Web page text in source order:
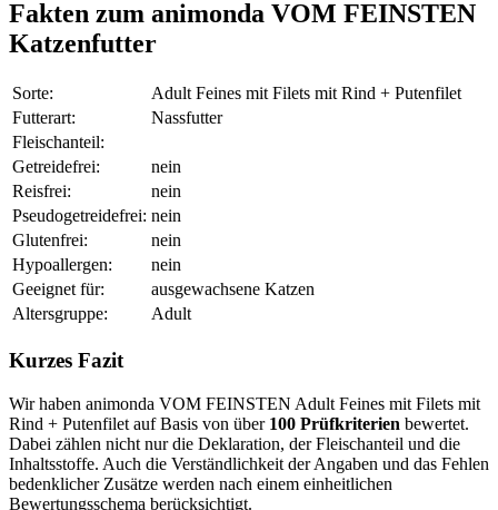
Fakten zum animonda VOM FEINSTEN
Katzenfutter
Sorte:
Adult Feines mit Filets mit Rind + Putenfilet
Futterart:
Nassfutter
Fleischanteil:
Getreidefrei:
nein
Reisfrei:
nein
Pseudogetreidefrei: nein
Glutenfrei:
nein
Hypoallergen:
nein
Geeignet für:
ausgewachsene Katzen
Altersgruppe:
Adult
Kurzes Fazit
Wir haben animonda VOM FEINSTEN Adult Feines mit Filets mit
Rind + Putenfilet auf Basis von über 100 Prüfkriterien bewertet.
Dabei zählen nicht nur die Deklaration, der Fleischanteil und die
Inhaltsstoffe. Auch die Verständlichkeit der Angaben und das Fehlen
bedenklicher Zusätze werden nach einem einheitlichen
Bewertungsschema berücksichtigt.